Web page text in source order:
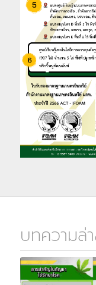
บทความล่